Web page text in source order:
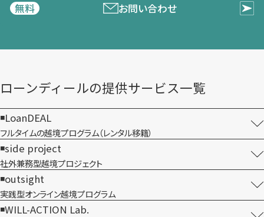
無料
お問い合わせ
ローンディールの​提供サービス一覧
LoanDEAL
フルタイムの越境プログラム​（レンタル移籍）
side project
社外兼務型​越境プロジェクト
outsight
実践型オンライン​越境プログラム
WILL-ACTION Lab.